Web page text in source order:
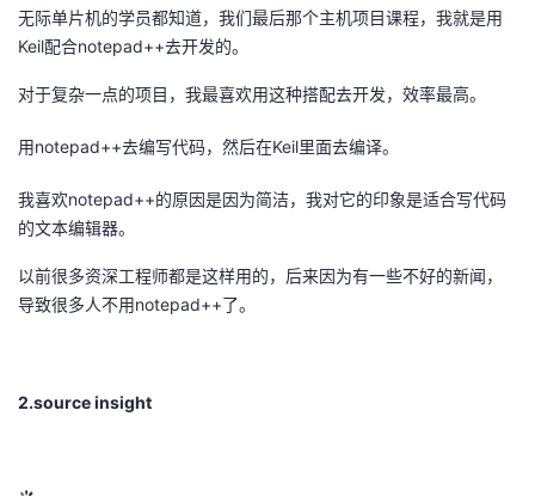
无际单片机的学员都知道，我们最后那个主机项目课程，我就是用
Keil配合notepad++去开发的。
对于复杂一点的项目，我最喜欢用这种搭配去开发，效率最高。
用notepad++去编写代码，然后在Keil里面去编译。
我喜欢notepad++的原因是因为简洁，我对它的印象是适合写代码
的文本编辑器。
以前很多资深工程师都是这样用的，后来因为有一些不好的新闻，
导致很多人不用notepad++了。
2.source insight